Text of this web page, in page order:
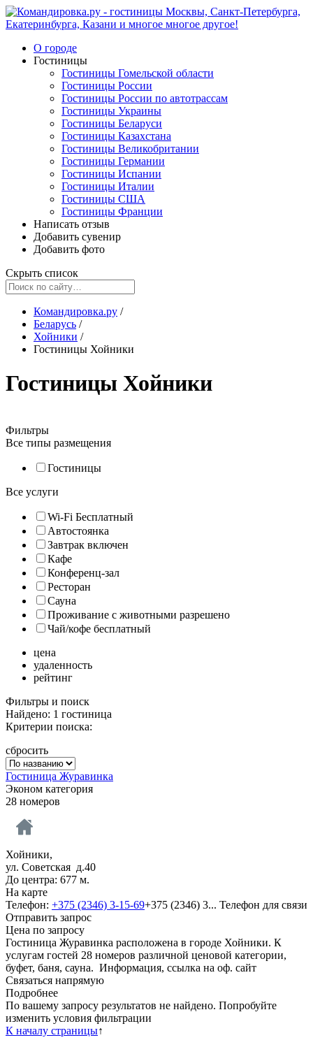
О городе
Гостиницы
Гостиницы Гомельской области
Гостиницы России
Гостиницы России по автотрассам
Гостиницы Украины
Гостиницы Беларуси
Гостиницы Казахстана
Гостиницы Великобритании
Гостиницы Германии
Гостиницы Испании
Гостиницы Италии
Гостиницы США
Гостиницы Франции
Написать отзыв
Добавить сувенир
Добавить фото
Скрыть список
Командировка.ру /
Беларусь /
Хойники /
Гостиницы Хойники
Гостиницы Хойники
Фильтры
Все типы размещения
Гостиницы
Все услуги
Wi-Fi Бесплатный
Автостоянка
Завтрак включен
Кафе
Конференц-зал
Ресторан
Сауна
Проживание с животными разрешено
Чай/кофе бесплатный
цена
удаленность
рейтинг
Фильтры и поиск
Найдено: 1 гостиница
Критерии поиска:
сбросить
Гостиница Журавинка
Эконом категория
28 номеров
Хойники,
ул. Советская д.40
До центра: 677 м.
На карте
Телефон: +375 (2346) 3-15-69+375 (2346) 3... Телефон для связи
Отправить запрос
Цена по запросу
Гостиница Журавинка расположена в городе Хойники. К
услугам гостей 28 номеров различной ценовой категории,
буфет, баня, сауна. Информация, ссылка на оф. сайт
Связаться напрямую
Подробнее
По вашему запросу результатов не найдено. Попробуйте
изменить условия фильтрации
К началу страницы↑